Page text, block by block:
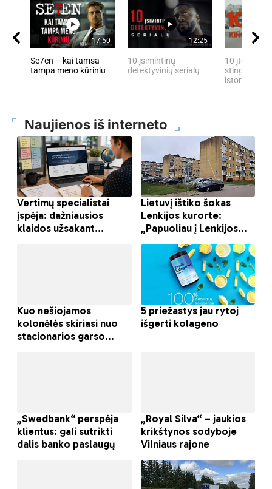
17:50
Se7en – kai tamsa
tampa meno kūriniu
12:25
10 įsimintinų
detektyvinių serialų
10 įtemptų,
stingdančių
istorijų
Naujienos iš interneto